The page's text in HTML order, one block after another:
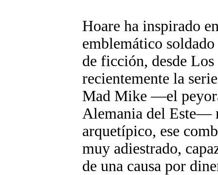
Hoare ha inspirado
emblemático
de ficción, desde
recientemente la
Mad Mike —el
Alemania del Este—
arquetípico, ese
muy adiestrado,
de una causa por